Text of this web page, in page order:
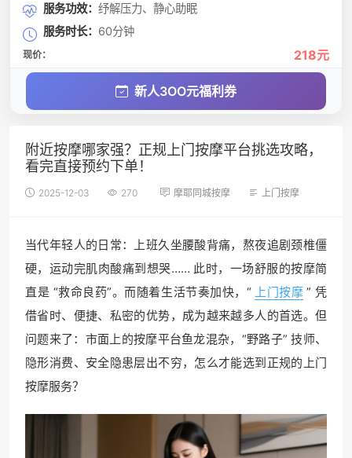
服务功效： 纾解压力、静心助眠
服务时长： 60分钟
现价： 218元
新人3OO元福利券
附近按摩哪家强？正规上门按摩平台挑选攻略，
看完直接预约下单！
2025-12-03 270 摩耶同城按摩 上门按摩
当代年轻人的日常：上班久坐腰酸背痛，熬夜追剧颈椎僵
硬，运动完肌肉酸痛到想哭…… 此时，一场舒服的按摩简
直是 “救命良药”。而随着生活节奏加快，“ 上门按摩 ” 凭
借省时、便捷、私密的优势，成为越来越多人的首选。但
问题来了：市面上的按摩平台鱼龙混杂，“野路子” 技师、
隐形消费、安全隐患层出不穷，怎么才能选到正规的上门
按摩服务？